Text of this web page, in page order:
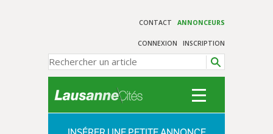
CONTACT ANNONCEURS
CONNEXION INSCRIPTION